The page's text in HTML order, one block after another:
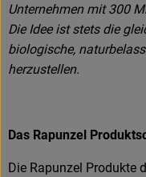
Unternehmen mit 300
Die Idee ist stets die
biologische,
herzustellen.
Das Rapunzel
Die Rapunzel Produkte